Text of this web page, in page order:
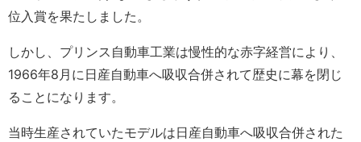
位入賞を果たしました。
しかし、プリンス自動車工業は慢性的な赤字経営により、
1966年8月に日産自動車へ吸収合併されて歴史に幕を閉じ
ることになります。
当時生産されていたモデルは日産自動車へ吸収合併された